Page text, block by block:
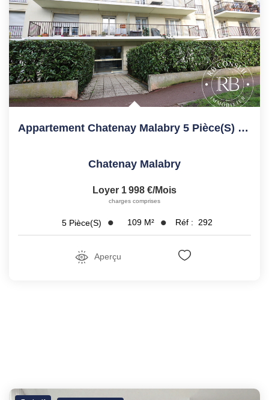
Appartement Chatenay Malabry 5 Pièce(s) 109.28 M2
Chatenay Malabry
Loyer 1 998 €/mois
charges comprises
5 Pièce(s) 109 M² Réf : 292
Aperçu